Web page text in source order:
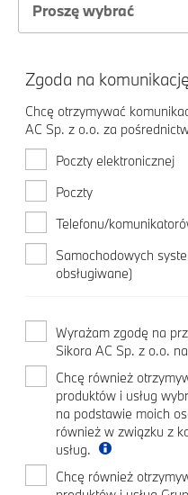
Proszę wybrać
Zgoda na
Chcę otrzymywać
AC Sp. z o.o. za
Poczty elektronicznej
Poczty
Telefonu/
Samochodowych
obsługiwane)
Wyrażam zgodę na
Sikora AC Sp. z o.o.
Chcę również
produktów i usług
na podstawie moich
również w związku z
usług.
Chcę również